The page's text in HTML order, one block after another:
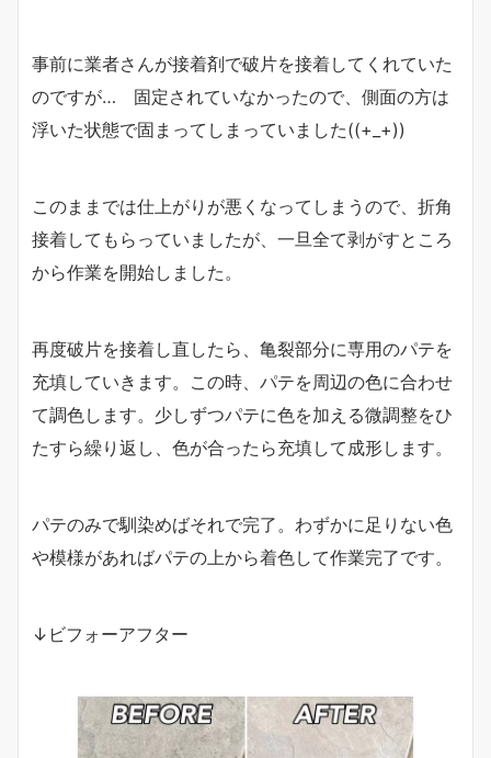
事前に業者さんが接着剤で破片を接着してくれていた
のですが… 固定されていなかったので、側面の方は
浮いた状態で固まってしまっていました((+_+))
このままでは仕上がりが悪くなってしまうので、折角
接着してもらっていましたが、一旦全て剥がすところ
から作業を開始しました。
再度破片を接着し直したら、亀裂部分に専用のパテを
充填していきます。この時、パテを周辺の色に合わせ
て調色します。少しずつパテに色を加える微調整をひ
たすら繰り返し、色が合ったら充填して成形します。
パテのみで馴染めばそれで完了。わずかに足りない色
や模様があればパテの上から着色して作業完了です。
↓ビフォーアフター